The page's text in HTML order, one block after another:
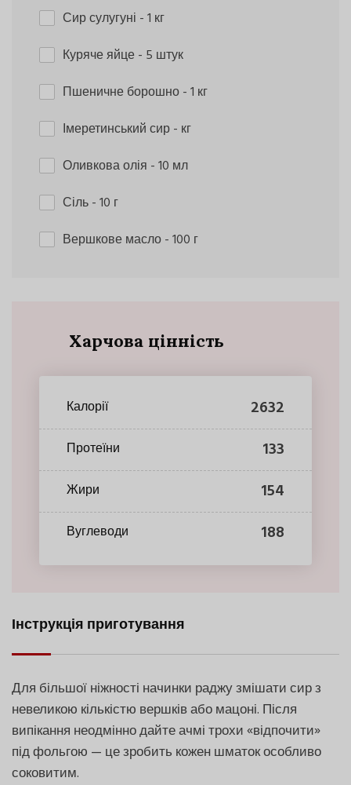
Сир сулугуні - 1 кг
Куряче яйце- 5 штук
Пшеничне борошно- 1 кг
Імеретинський сир- кг
Оливкова олія - 10 мл
Сіль- 10 г
Вершкове масло- 100 г
Харчова цінність
Калорії 2632
Протеїни 133
Жири 154
Вуглеводи 188
Інструкція приготування
Для більшої ніжності начинки раджу змішати сир з
невеликою кількістю вершків або мацоні. Після
випікання неодмінно дайте ачмі трохи «відпочити»
під фольгою — це зробить кожен шматок особливо
соковитим.